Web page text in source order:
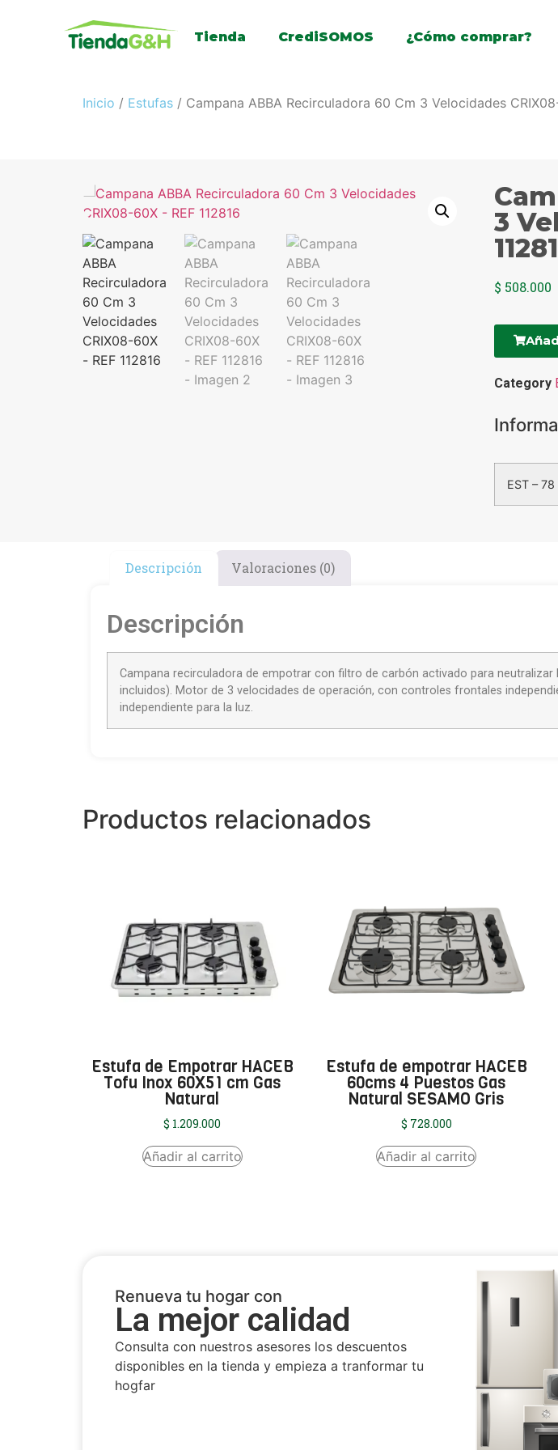
Tienda CrediSOMOS ¿Cómo comprar?
Inicio / Estufas / Campana ABBA Recirculadora 60 Cm 3 Velocidades
3
$ 508.000
Category
EST – 78
Descripción Valoraciones (0)
Descripción
Campana recirculadora de empotrar con filtro de carbón activado para
incluidos). Motor de 3 velocidades de operación, con controles frontales
independiente para la luz.
Productos relacionados
Estufa de Empotrar HACEB
Tofu Inox 60X51 cm Gas
Natural
$ 1.209.000
Añadir al carrito
Estufa de empotrar HACEB
60cms 4 Puestos Gas
Natural SESAMO Gris
$ 728.000
Añadir al carrito
Renueva tu hogar con
La mejor calidad
Consulta con nuestros asesores los descuentos
disponibles en la tienda y empieza a tranformar tu
hogfar